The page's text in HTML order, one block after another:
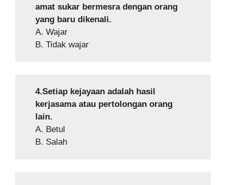
amat sukar bermesra dengan orang
yang baru dikenali.
A. Wajar
B. Tidak wajar
4.Setiap kejayaan adalah hasil
kerjasama atau pertolongan orang
lain.
A. Betul
B. Salah